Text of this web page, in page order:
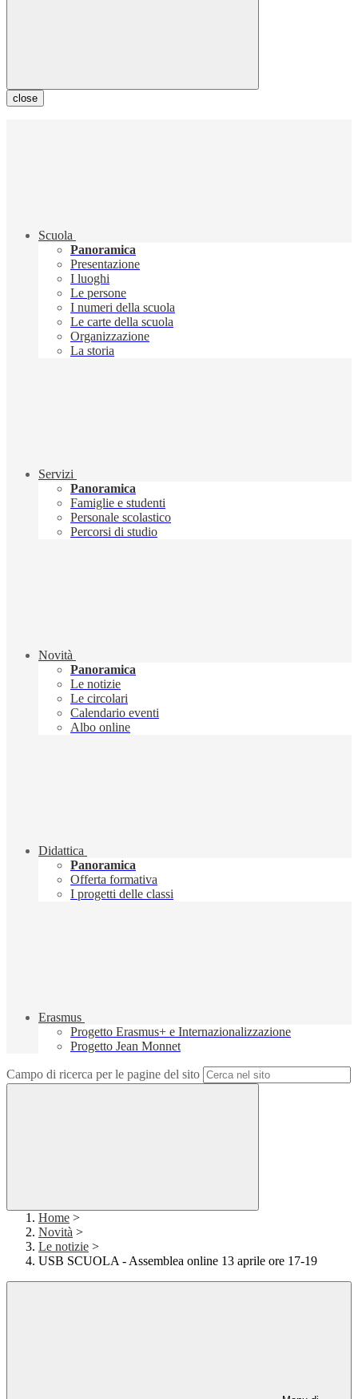
close
Scuola
Panoramica
Presentazione
I luoghi
Le persone
I numeri della scuola
Le carte della scuola
Organizzazione
La storia
Servizi
Panoramica
Famiglie e studenti
Personale scolastico
Percorsi di studio
Novità
Panoramica
Le notizie
Le circolari
Calendario eventi
Albo online
Didattica
Panoramica
Offerta formativa
I progetti delle classi
Erasmus
Progetto Erasmus+ e Internazionalizzazione
Progetto Jean Monnet
Campo di ricerca per le pagine del sito
Home >
Novità >
Le notizie >
USB SCUOLA - Assemblea online 13 aprile ore 17-19